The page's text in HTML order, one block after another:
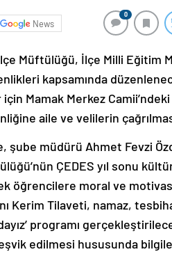
News
0
Müftülüğü, İlçe Milli Eğitim
kapsamında
Mamak Merkez
aile ve velilerin
müdürü Ahmet Fevzi
ÇEDES yıl sonu
öğrencilere moral ve
Kerim Tilaveti, namaz,
programı
edilmesi hususunda